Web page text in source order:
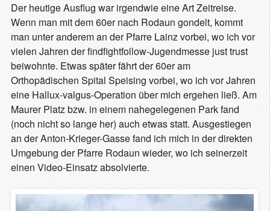
Der heutige Ausflug war irgendwie eine Art Zeitreise.
Wenn man mit dem 60er nach Rodaun gondelt, kommt
man unter anderem an der Pfarre Lainz vorbei, wo ich vor
vielen Jahren der findfightfollow-Jugendmesse just trust
beiwohnte. Etwas später fährt der 60er am
Orthopädischen Spital Speising vorbei, wo ich vor Jahren
eine Hallux-valgus-Operation über mich ergehen ließ. Am
Maurer Platz bzw. in einem nahegelegenen Park fand
(noch nicht so lange her) auch etwas statt. Ausgestiegen
an der Anton-Krieger-Gasse fand ich mich in der direkten
Umgebung der Pfarre Rodaun wieder, wo ich seinerzeit
einen Video-Einsatz absolvierte.